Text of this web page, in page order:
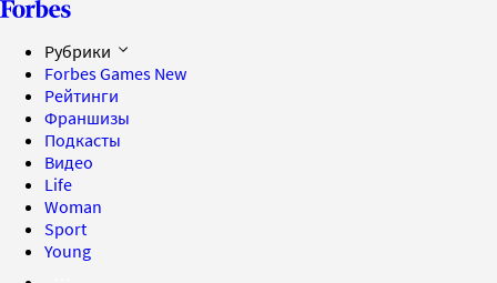
Рубрики
Forbes Games New
Рейтинги
Франшизы
Подкасты
Видео
Life
Woman
Sport
Young